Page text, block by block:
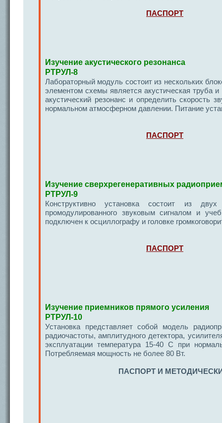
ПАСПОРТ
Изучение акустического резонанса
РТРУЛ-8
Лабораторный модуль состоит из нескольких
элементом схемы является акустическая труба и
акустический резонанс и определить скорость
нормальном атмосферном давлении. Питание
ПАСПОРТ
Изучение сверхрегенеративных
РТРУЛ-9
Конструктивно установка состоит из
промодулированного звуковым сигналом и
подключен к осциллографу и головке
ПАСПОРТ
Изучение приемников прямого усиления
РТРУЛ-10
Установка представляет собой модель
радиочастоты, амплитудного детектора,
эксплуатации температура 15-40 С при
Потребляемая мощность не более 80 Вт.
ПАСПОРТ И